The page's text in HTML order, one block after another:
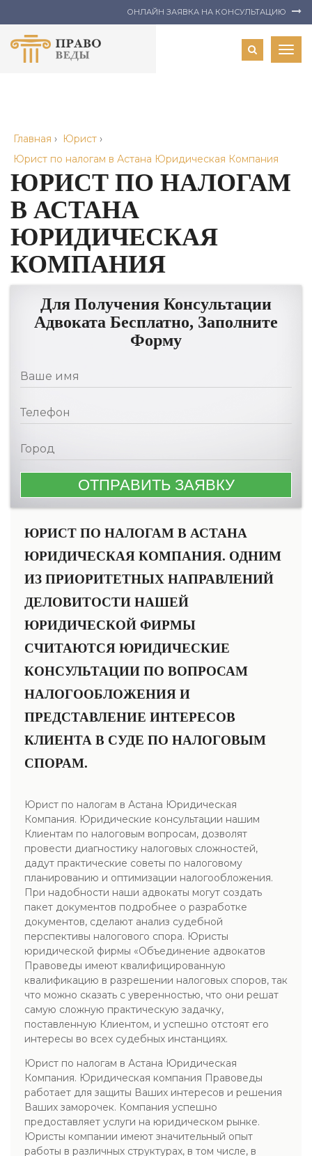
ОНЛАЙН ЗАЯВКА НА КОНСУЛЬТАЦИЮ
Главная › Юрист ›
Юрист по налогам в Астана Юридическая Компания
ЮРИСТ ПО НАЛОГАМ
В АСТАНА
ЮРИДИЧЕСКАЯ
КОМПАНИЯ
Для Получения Консультации
Адвоката Бесплатно, Заполните
Форму
ЮРИСТ ПО НАЛОГАМ В АСТАНА
ЮРИДИЧЕСКАЯ КОМПАНИЯ. ОДНИМ
ИЗ ПРИОРИТЕТНЫХ НАПРАВЛЕНИЙ
ДЕЛОВИТОСТИ НАШЕЙ
ЮРИДИЧЕСКОЙ ФИРМЫ
СЧИТАЮТСЯ ЮРИДИЧЕСКИЕ
КОНСУЛЬТАЦИИ ПО ВОПРОСАМ
НАЛОГООБЛОЖЕНИЯ И
ПРЕДСТАВЛЕНИЕ ИНТЕРЕСОВ
КЛИЕНТА В СУДЕ ПО НАЛОГОВЫМ
СПОРАМ.
Юрист по налогам в Астана Юридическая
Компания. Юридические консультации нашим
Клиентам по налоговым вопросам, дозволят
провести диагностику налоговых сложностей,
дадут практические советы по налоговому
планированию и оптимизации налогообложения.
При надобности наши адвокаты могут создать
пакет документов подробнее о разработке
документов, сделают анализ судебной
перспективы налогового спора. Юристы
юридической фирмы «Объединение адвокатов
Правоведы имеют квалифицированную
квалификацию в разрешении налоговых споров, так
что можно сказать с уверенностью, что они решат
самую сложную практическую задачку,
поставленную Клиентом, и успешно отстоят его
интересы во всех судебных инстанциях.
Юрист по налогам в Астана Юридическая
Компания. Юридическая компания Правоведы
работает для защиты Ваших интересов и решения
Ваших заморочек. Компания успешно
предоставляет услуги на юридическом рынке.
Юристы компании имеют значительный опыт
работы в различных структурах, в том числе, в